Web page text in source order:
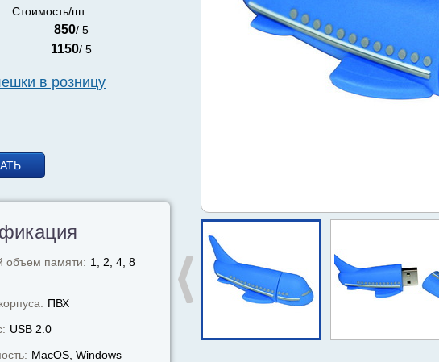
Стоимость/шт.
850/ 5
1150/ 5
в розницу
объем памяти: 1, 2, 4, 8
ПВХ
USB 2.0
MacOS, Windows